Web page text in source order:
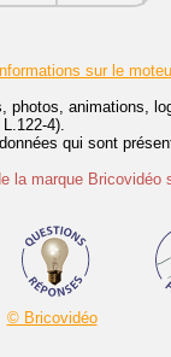
sur le
animations,
4).
qui sont
marque
© Bricovidéo